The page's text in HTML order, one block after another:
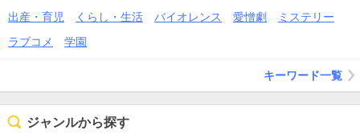
出産・育児 くらし・生活 バイオレンス 愛憎劇
ミステリー
ラブコメ
学園
キーワード一覧
ジャンルから探す